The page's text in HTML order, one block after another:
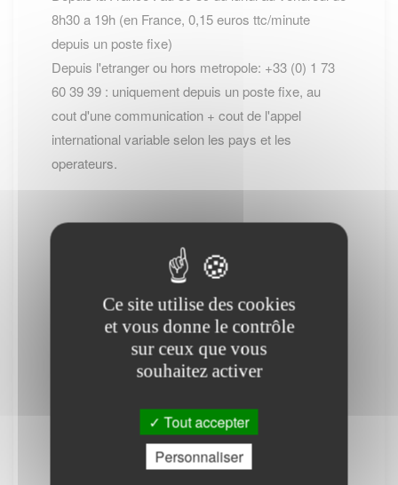
8h30 a 19h (en France, 0,15 euros ttc/minute
depuis un poste fixe)
Depuis l'etranger ou hors metropole: +33 (0) 1 73
60 39 39 : uniquement depuis un poste fixe, au
cout d'une communication + cout de l'appel
international variable selon les pays et les
operateurs.
-- Cliquez ici pour revenir sur la page de
(*) : Attention des frais téléphoniques peuvent
être appliqués.
PS : Le site www.lescommunes.com n'a aucun
lien direct avecService public. Il vous permet
simplement de vous connecter à leur site
internet. Il ne fournit aucune prestation.
Ce site utilise des cookies
et vous donne le contrôle
sur ceux que vous
souhaitez activer
Tout accepter
Personnaliser